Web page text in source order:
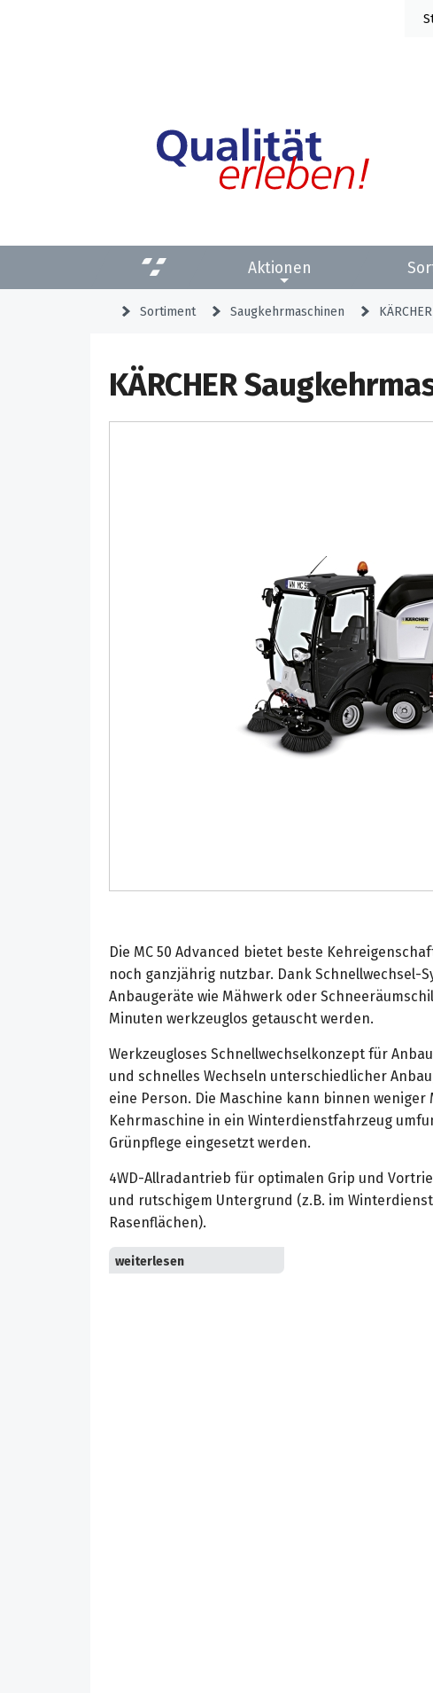
Aktionen
Sortiment Saugkehrmaschinen
KÄRCHER
Die MC 50 Advanced bietet beste
noch ganzjährig nutzbar. Dank Schnellwechsel-
Anbaugeräte wie Mähwerk oder
Minuten werkzeuglos getauscht werden.
Werkzeugloses Schnellwechselkonzept für
und schnelles Wechseln unterschiedlicher
eine Person. Die Maschine kann binnen
Kehrmaschine in ein Winterdienstfahrzeug
Grünpflege eingesetzt werden.
4WD-Allradantrieb für optimalen Grip und
und rutschigem Untergrund (z.B. im
Rasenflächen).
Perfekt konzipiertes Saugsystem zur Reduktion
Wasserverbrauchs sowie zur Senkung von